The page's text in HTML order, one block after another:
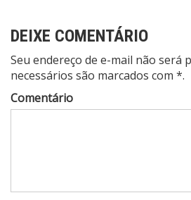
DEIXE COMENTÁRIO
Seu endereço de e-mail não será
necessários são marcados com *.
Comentário